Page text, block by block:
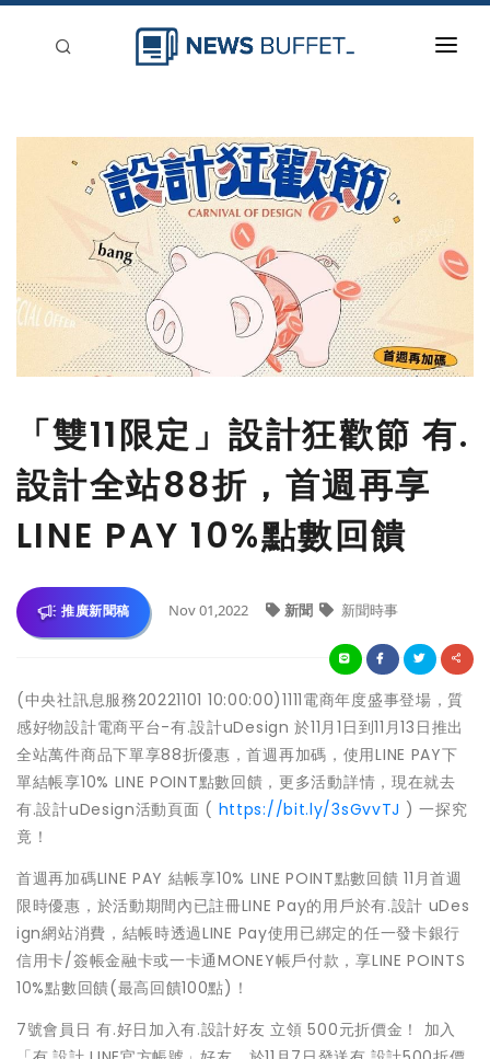
登入
「雙11限定」設計狂歡節 有.
設計全站88折，首週再享
LINE PAY 10%點數回饋
推廣新聞稿 Nov 01,2022 新聞 新聞時事
(中央社訊息服務20221101 10:00:00)1111電商年度盛事登場，質
感好物設計電商平台-有.設計uDesign 於11月1日到11月13日推出
全站萬件商品下單享88折優惠，首週再加碼，使用LINE PAY下
單結帳享10% LINE POINT點數回饋，更多活動詳情，現在就去
有.設計uDesign活動頁面 ( https://bit.ly/3sGvvTJ ) 一探究
竟！
首週再加碼LINE PAY 結帳享10% LINE POINT點數回饋 11月首週
限時優惠，於活動期間內已註冊LINE Pay的用戶於有.設計 uDes
ign網站消費，結帳時透過LINE Pay使用已綁定的任一發卡銀行
信用卡/簽帳金融卡或一卡通MONEY帳戶付款，享LINE POINTS
10%點數回饋(最高回饋100點)！
7號會員日 有.好日加入有.設計好友 立領 500元折價金！ 加入